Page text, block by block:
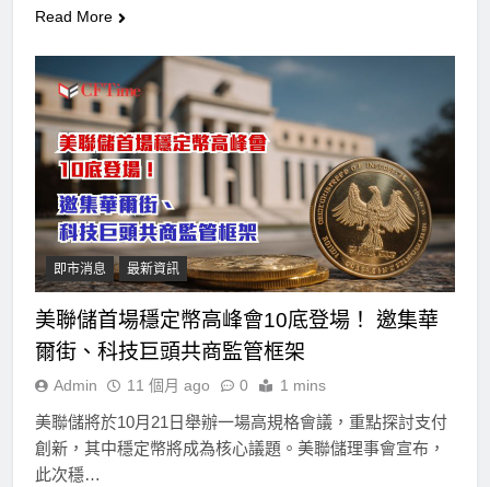
Read More
即市消息 最新資訊
美聯儲首場穩定幣高峰會10底登場！ 邀集華
爾街、科技巨頭共商監管框架
Admin 11 個月 ago 0 1 mins
美聯儲將於10月21日舉辦一場高規格會議，重點探討支付
創新，其中穩定幣將成為核心議題。美聯儲理事會宣布，
此次穩…